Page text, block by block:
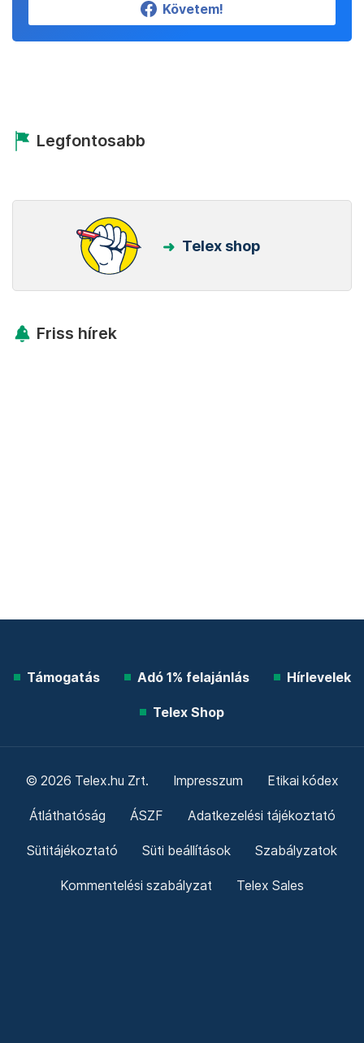
Követem!
Legfontosabb
Telex shop
Friss hírek
Támogatás Adó 1% felajánlás Hírlevelek
Telex Shop
© 2026 Telex.hu Zrt. Impresszum Etikai kódex
Átláthatóság ÁSZF Adatkezelési tájékoztató
Sütitájékoztató Süti beállítások Szabályzatok
Kommentelési szabályzat Telex Sales